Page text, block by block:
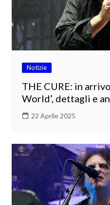
Notizie
THE CURE: in
World’, dettagli e
22 Aprile 2025